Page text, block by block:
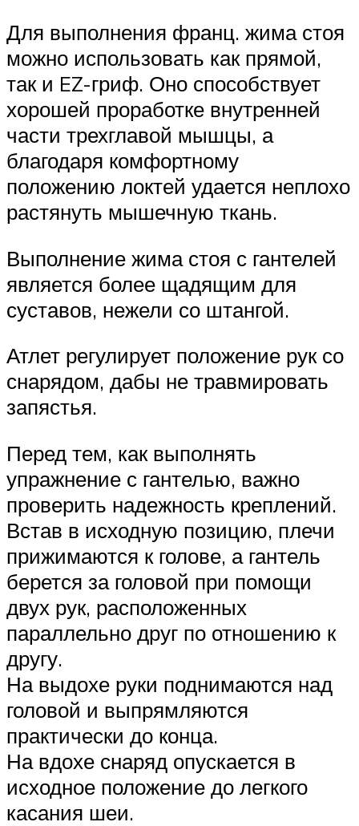
Для выполнения франц. жима стоя
можно использовать как прямой,
так и EZ-гриф. Оно способствует
хорошей проработке внутренней
части трехглавой мышцы, а
благодаря комфортному
положению локтей удается неплохо
растянуть мышечную ткань.
Выполнение жима стоя с гантелей
является более щадящим для
суставов, нежели со штангой.
Атлет регулирует положение рук со
снарядом, дабы не травмировать
запястья.
Перед тем, как выполнять
упражнение с гантелью, важно
проверить надежность креплений.
Встав в исходную позицию, плечи
прижимаются к голове, а гантель
берется за головой при помощи
двух рук, расположенных
параллельно друг по отношению к
другу.
На выдохе руки поднимаются над
головой и выпрямляются
практически до конца.
На вдохе снаряд опускается в
исходное положение до легкого
касания шеи.